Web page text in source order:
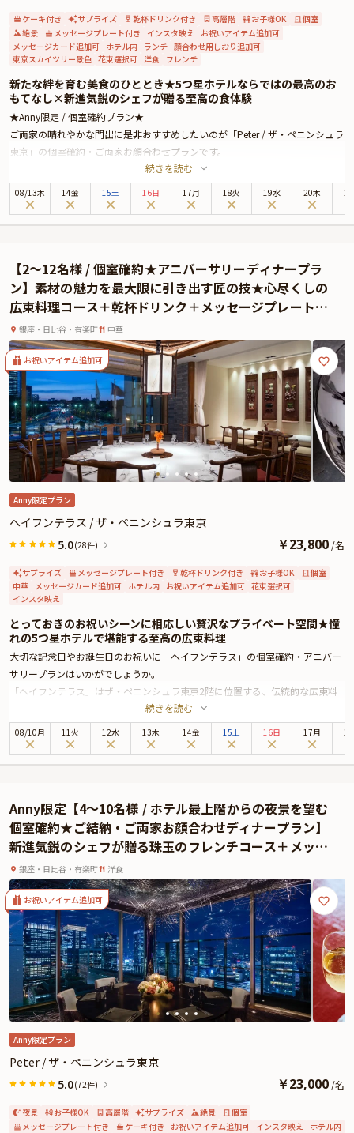
ケーキ付き サプライズ 乾杯ドリンク付き 高層階 お子様OK
個室
絶景
メッセージプレート付き インスタ映え
お祝いアイテム追加可
メッセージカード追加可 ホテル内 ランチ 顔合わせ用しおり追加可
東京スカイツリー景色 花束選択可 洋食 フレンチ
新たな絆を育む美食のひととき★5つ星ホテルならではの最高のお
もてなし×新進気鋭のシェフが贈る至高の食体験
★Anny限定 / 個室確約プラン★
ご両家の晴れやかな門出に是非おすすめしたいのが「Peter / ザ・ペニンシュラ
東京」の個室確約・ご両家お顔合わせプランです。
ザ・ペニンシュラ東京は、皇居外苑と日比谷公園に面しており、銀座までは徒
歩圏内と最高のロケーションに位置する5つ星ホテル。最上階の美食空間
「Peter」では、伝統と革新が調和するモダンフレンチをお楽しみいただけま
案内。落ち着いた雰囲気の中、自然と会話も弾み、ご両家の距離がより近づ
く、和やかなお顔合わせとなることでしょう。
本プランでお召し上がりいただくのは、新進気鋭のシェフ、ヨハン・ダコスタ
による贅沢なランチコース。乾杯にぴったりな、グラスシャンパンもご用意し
ております。日本の出汁や日本料理のテクニックなどを取り入れた、華やかな
プレゼンテーションのモダンフレンチは、一度食べたら忘れられない美味しさ
です。極上の美食体験が、大切な日をより鮮やかに彩ります。記憶に残る素敵
な日を「Peter」で心ゆくまでお過ごしください。
★有料オプションで、ザ・ペニンシュラ東京特製ケーキや、Anny限定のご両家
お顔合わせ用しおりなどをお付けすることができます。是非お役立てくださ
い。とっておきのお祝いシーンをスタッフが心を込めてお手伝いいたします。
続きを読む
08/13木 14金 15土 16日 17月 18火 19水 20木
【2〜12名様 / 個室確約★アニバーサリーディナープラ
ン】素材の魅力を最大限に引き出す匠の技★心尽くしの
広東料理コース＋乾杯ドリンク＋メッセージプレート〜5
つ星ホテル★ザ・ペニンシュラ東京
銀座・日比谷・有楽町 中華
お祝いアイテム追加可
Anny限定プラン
ヘイフンテラス / ザ・ペニンシュラ東京
5.0(28件) ￥23,800 /名
サプライズ メッセージプレート付き 乾杯ドリンク付き お子様OK
個室
中華 メッセージカード追加可 ホテル内 お祝いアイテム追加可 花束選択可
インスタ映え
とっておきのお祝いシーンに相応しい贅沢なプライベート空間★憧
れの5つ星ホテルで堪能する至高の広東料理
大切な記念日やお誕生日のお祝いに「ヘイフンテラス」の個室確約・アニバー
サリープランはいかがでしょうか。
「ヘイフンテラス」はザ・ペニンシュラ東京2階に位置する、伝統的な広東料
理を楽しめるレストランです。中国江蘇省の蘇州の古典庭園をイメージした趣
ある店内で、特別なひとときをお寛ぎください。ザ・ペニンシュラ東京は、皇
居外苑と日比谷公園に面しており、銀座までは徒歩圏内と最高のロケーション
美味しさ。素材の魅力を最大限に引き出す匠の技を存分にご堪能ください。五
感を刺激する至高の美食体験をお約束いたします。
アニバーサリープランでは、こだわりの特選食材を使用したディナーコースを
ご用意しております。さらに本プランでは、お好きなドリンクをおひとり様に
つき一杯と、メッセージプレートを特典としてご用意しております。記憶に残
る素敵な日を「ヘイフンテラス」で心ゆくまでお過ごしください。
※有料オプションで、ザ・ペニンシュラ東京特製ケーキ、Anny限定の薔薇の花
束やギフト、カスタマイズ可能なメッセージカードなどをお付けすることがで
きます。メッセージカードは着席時に、花束やギフトはデザートタイムにご予
約主様にお渡し致しますので、サプライズ演出にお役立てください。
続きを読む
08/10月 11火 12水 13木 14金 15土 16日 17月
Anny限定【4〜10名様 / ホテル最上階からの夜景を望む
個室確約★ご結納・ご両家お顔合わせディナープラン】
新進気鋭のシェフが贈る珠玉のフレンチコース＋メッセ
ージプレート〜ご両家の絆をやさしく紡ぐ、晴れやかな
門出〜5つ星ホテル / ザ・ペニンシュラ東京
銀座・日比谷・有楽町 洋食
お祝いアイテム追加可
Anny限定プラン
Peter / ザ・ペニンシュラ東京
5.0(72件) ￥23,000 /名
夜景 お子様OK 高層階 サプライズ 絶景
個室
メッセージプレート付き
ケーキ付き お祝いアイテム追加可 インスタ映え ホテル内